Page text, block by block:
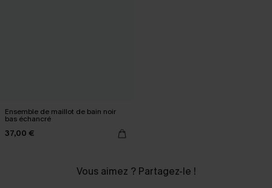
Ensemble de maillot de bain noir
bas échancré
37,00 €
Vous aimez ? Partagez-le !